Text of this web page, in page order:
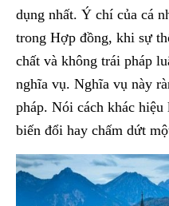
dụng nhất. Ý chí của cá
trong Hợp đồng, khi sự
chất và không trái pháp
nghĩa vụ. Nghĩa vụ này
pháp. Nói cách khác
biến đổi hay chấm dứt